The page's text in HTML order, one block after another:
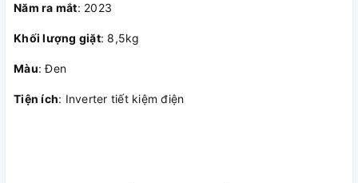
Năm ra mắt: 2023
Khối lượng giặt: 8,5kg
Màu: Đen
Tiện ích: Inverter tiết kiệm điện